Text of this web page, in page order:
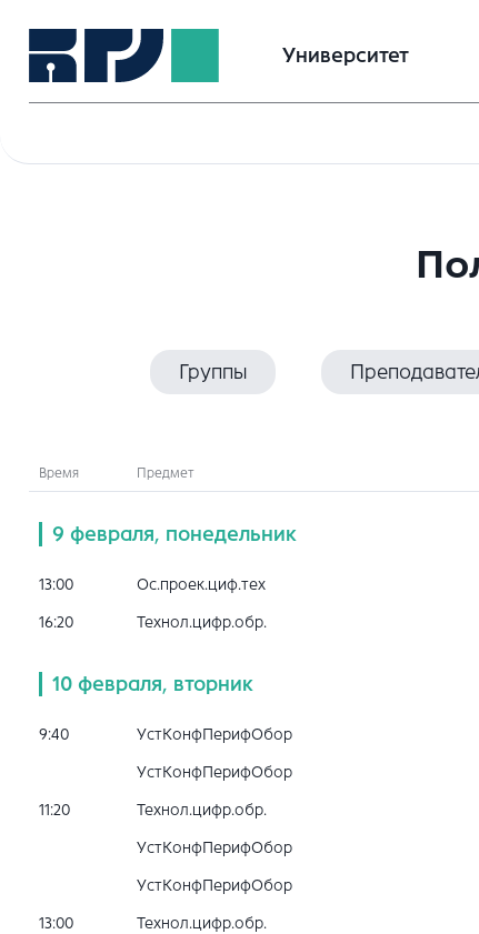
Университет
Группы
Время Предмет
9 февраля, понедельник
13:00 Ос.проек.циф.тех
16:20 Технол.цифр.обр.
10 февраля, вторник
9:40 УстКонфПерифОбор
УстКонфПерифОбор
11:20 Технол.цифр.обр.
УстКонфПерифОбор
УстКонфПерифОбор
13:00 Технол.цифр.обр.